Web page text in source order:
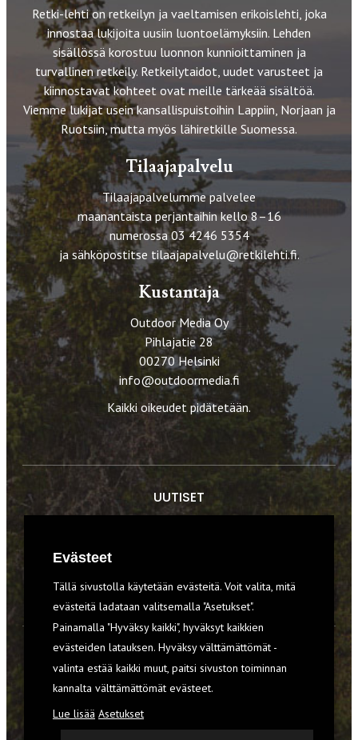
Retki-lehti on retkeilyn ja vaeltamisen erikoislehti, joka
innostaa lukijoita uusiin luontoelämyksiin. Lehden
sisällössä korostuu luonnon kunnioittaminen ja
turvallinen retkeily. Retkeilytaidot, uudet varusteet ja
kiinnostavat kohteet ovat meille tärkeää sisältöä.
Viemme lukijat usein kansallispuistoihin Lappiin, Norjaan ja
Ruotsiin, mutta myös lähiretkille Suomessa.
Tilaajapalvelu
Tilaajapalvelumme palvelee
maanantaista perjantaihin kello 8–16
numerossa 03 4246 5354
ja sähköpostitse tilaajapalvelu@retkilehti.fi.
Kustantaja
Outdoor Media Oy
Pihlajatie 28
00270 Helsinki
info@outdoormedia.fi
Kaikki oikeudet pidätetään.
UUTISET
VARUSTEET
TILAA RETKI-LEHTI
YHTEYSTIEDOT
REKISTERISELOSTE
Evästeet
Tällä sivustolla käytetään evästeitä. Voit valita, mitä
evästeitä ladataan valitsemalla "Asetukset".
Painamalla "Hyväksy kaikki", hyväksyt kaikkien
evästeiden latauksen. Hyväksy välttämättömät -
valinta estää kaikki muut, paitsi sivuston toiminnan
kannalta välttämättömät evästeet.
Lue lisää Asetukset